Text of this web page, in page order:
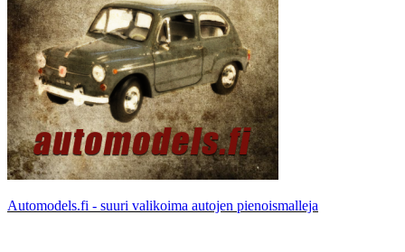
Automodels.fi - suuri valikoima autojen pienoismalleja